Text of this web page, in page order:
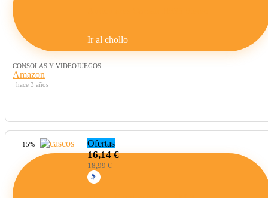
Ir al chollo
CONSOLAS Y VIDEOJUEGOS
Amazon
hace 3 años
Ofertas
-15%
16,14 €
18,99 €